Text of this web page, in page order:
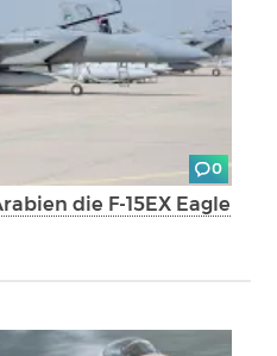
0
die F-15EX Eagle